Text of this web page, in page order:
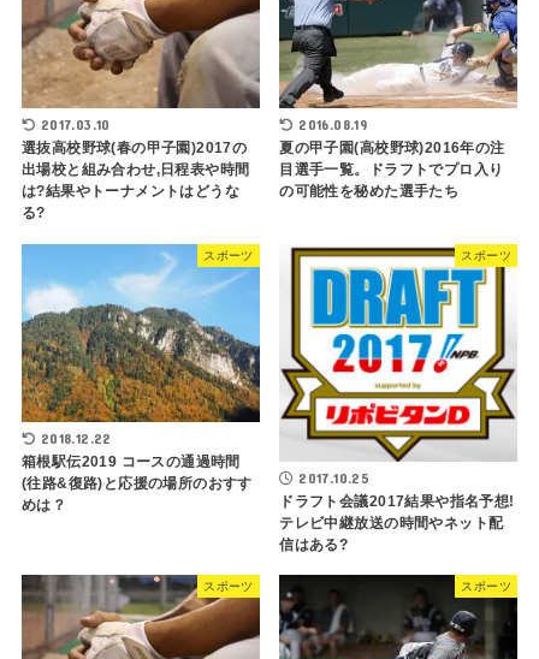
2017.03.10
選抜高校野球(春の甲子園)2017の
出場校と組み合わせ,日程表や時間
は?結果やトーナメントはどうな
る?
2016.08.19
夏の甲子園(高校野球)2016年の注
目選手一覧。ドラフトでプロ入り
の可能性を秘めた選手たち
スポーツ
2018.12.22
箱根駅伝2019 コースの通過時間
(往路&復路)と応援の場所のおすす
めは？
スポーツ
2017.10.25
ドラフト会議2017結果や指名予想!
テレビ中継放送の時間やネット配
信はある?
スポーツ スポーツ